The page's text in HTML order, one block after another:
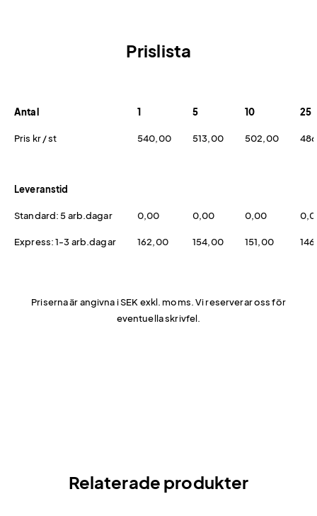
Prislista
Antal 1 5 10 25
Pris kr / st 540,00 513,00 502,00
Leveranstid
Standard: 5 arb.dagar 0,00 0,00 0,00
Express: 1-3 arb.dagar 162,00 154,00 151,00
Priserna är angivna i SEK exkl. moms. Vi reserverar oss för
eventuella skrivfel.
Relaterade produkter